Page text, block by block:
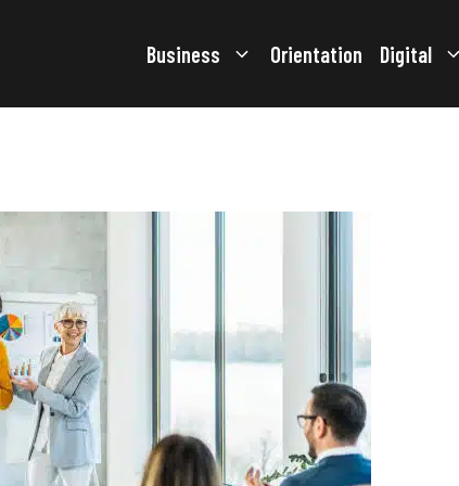
Business Orientation Digital